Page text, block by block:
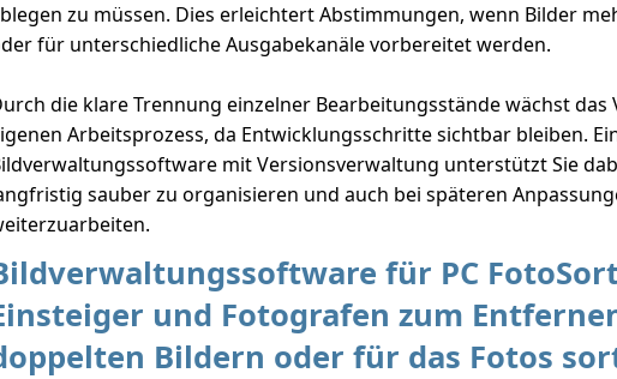
zu müssen. Dies erleichtert Abstimmungen, wenn Bilder
für unterschiedliche Ausgabekanäle vorbereitet werden.
die klare Trennung einzelner Bearbeitungsstände wächst
Arbeitsprozess, da Entwicklungsschritte sichtbar bleiben.
mit Versionsverwaltung unterstützt Sie
sauber zu organisieren und auch bei späteren
für PC
und Fotografen zum
Bildern oder für das Fotos